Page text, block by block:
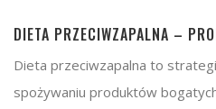
DIETA PRZECIWZAPALNA –
Dieta przeciwzapalna to
spożywaniu produktów